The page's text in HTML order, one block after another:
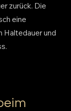
zurück. Die
eine
Haltedauer und